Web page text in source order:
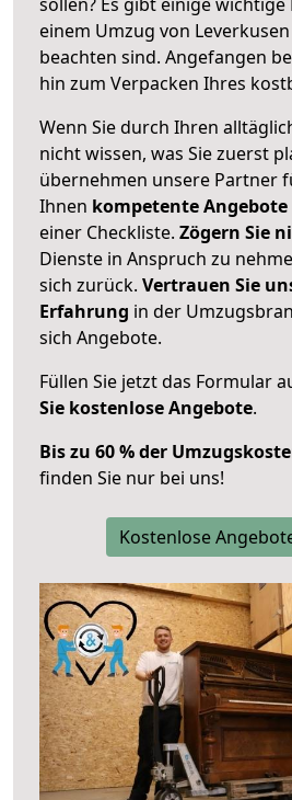
einem Umzug von
beachten sind. Angefangen
hin zum Verpacken Ihres
Wenn Sie durch Ihren
nicht wissen, was Sie zuerst
übernehmen unsere Partner
Ihnen kompetente Angebote
einer Checkliste. Zögern Sie
Dienste in Anspruch zu
sich zurück. Vertrauen Sie
Erfahrung in der
sich Angebote.
Füllen Sie jetzt das Formular
Sie kostenlose Angebote.
Bis zu 60 % der
finden Sie nur bei uns!
Kostenlose